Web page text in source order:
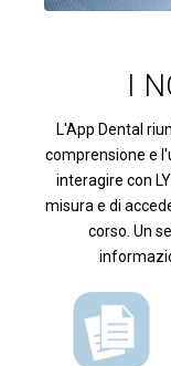
I
L'App Dental
comprensione e
interagire con
misura e di
corso. Un